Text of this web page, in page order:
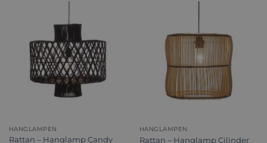
HANGLAMPEN
Rattan – Hanglamp Candy
HANGLAMPEN
Rattan – Hanglamp Cilinder